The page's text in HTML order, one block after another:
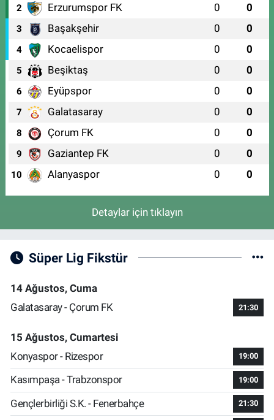
2 Erzurumspor FK 0 0
3 Başakşehir 0 0
4 Kocaelispor 0 0
5 Beşiktaş 0 0
6 Eyüpspor 0 0
7 Galatasaray 0 0
8 Çorum FK 0 0
9 Gaziantep FK 0 0
10 Alanyaspor 0 0
Detaylar için tıklayın
Süper Lig Fikstür
14 Ağustos, Cuma
Galatasaray - Çorum FK
21:30
15 Ağustos, Cumartesi
Konyaspor - Rizespor
19:00
Kasımpaşa - Trabzonspor 19:00
Gençlerbirliği S.K. - Fenerbahçe 21:30